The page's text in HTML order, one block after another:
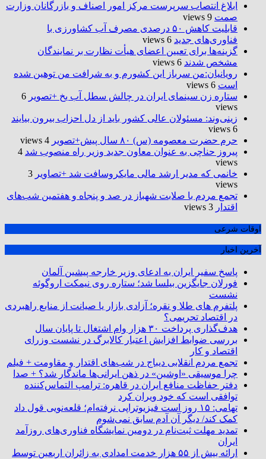
ابلاغ انتصاب سرپرست مرکز امور اصناف و بازرگانان وزارت
صمت 9 views
قابلیت کاهش ۵۰ درصدی مصرف آب کشاورزی با
فناوری‌های جدید 6 views
گزینه‌ها برای تعیین اعضای هیأت نظارت بر نمایندگان
مشخص شدند 6 views
رویانیان:من سرباز این کشورم و به شرافت من توهین شده
است 6 views
ستاره زن سینمای ایران در چالش سطل آب یخ +تصویر 6
views
زینی‌وند: مسئولان عالی کشور باید از دل احزاب بیرون بیایند
6 views
حرم حضرت‌ معصومه (س) ۸۰ سال پیش+تصویر
4 views
پیروز حناچی به عنوان معاون جدید وزیر راه منصوب شد 4
views
خانمی که مدیر ارشد مالی مایکروسافت شد +تصاویر 3
views
تجمع مردم با صلابت شهباز در صد و پنجاه و هفتمین شب‌های
اقتدار 3 views
اوقات شرعی
آخرین اخبار
پاسخ سفیر ایران به ادعای وزیر خارجه پیشین آلمان
فورلان جایگزین بیلسا شد؛ ستاره روی نیمکت اروگوئه
نشست
پلتفرم ‌های طلا و نقره؛ آزادی بازار یا صیانت از منابع راهبردی
در اقتصاد تحریمی؟
هدف‌گذاری پرداخت ۳۰ هزار وام اشتغال تا پایان سال
بررسی ضوابط افزایش اعتبار کالابرگ در نشست وزرای
اقتصاد و کار
تجمع مردم انقلابی دیباج در شب‌های اقتدار و مقاومت + فیلم
چرا موسیقی «اوشین» در ذهن ایرانی‌ها ماندگار شد؟ + صدا
دفتر حفاظت منافع ایران در قاهره: ترامپ التماس‌کننده
توافقی است که خود ویران کرد
تهامی: ۱۵ روز است فیزیوتراپی نرفته‌ام؛ قلعه‌نویی قول داد
کمک کند/ دیگر آن آدم سابق نمی‌شوم
تمدید مهلت ثبت‌نام در دومین نمایشگاه فناوری‌های روزآمد
ایران
ارائه بیش از ۵۵ هزار خدمت امدادی به زائران اربعین توسط